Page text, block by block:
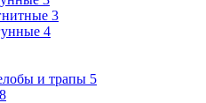
3
4
и трапы 5